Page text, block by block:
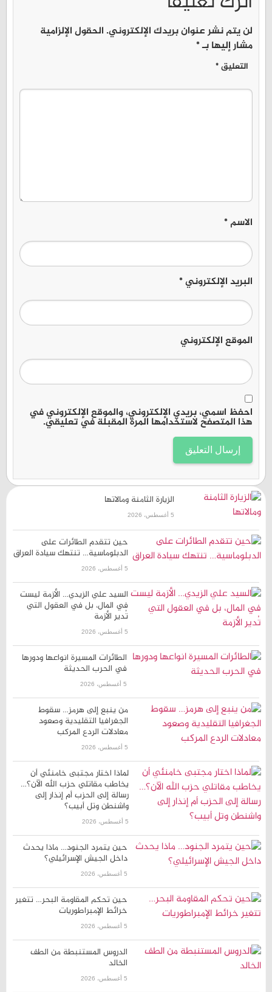
لن يتم نشر عنوان بريدك الإلكتروني.
مشار إليها بـ
*
التعليق*
الاسم*
البريد الإلكتروني
الموقع الإلكتروني
احفظ اسمي، بريدي الإلكتروني، والموقع الإلكتروني في
هذا المتصفح لاستخدامها المرة المقبلة في تعليقي.
الزيارة الثامنة ومالاتها
حين تتقدم الطائرات على
الدبلوماسية… تنتهك سيادة العراق
5 أغسطس، 2026
السيد علي الزيدي… الأزمة ليست
في المال، بل في العقول التي
تُدير الأزمة
5 أغسطس، 2026
الطائرات المسيرة انواعها ودورها
في الحرب الحديثة
5 أغسطس، 2026
من ينبع إلى هرمز… سقوط
الجغرافيا التقليدية وصعود
معادلات الردع المركب
5 أغسطس، 2026
لماذا اختار مجتبى خامنئي أن
يخاطب مقاتلي حزب الله الآن؟…
رسالة إلى الحزب أم إنذار إلى
واشنطن وتل أبيب؟
5 أغسطس، 2026
حين يتمرد الجنود… ماذا يحدث
داخل الجيش الإسرائيلي؟
5 أغسطس، 2026
حين تحكم المقاومة البحر… تتغير
خرائط الإمبراطوريات
5 أغسطس، 2026
الدروس المستنبطة من الطف
الخالد
5 أغسطس، 2026
الفساد في العراق… معركة شرعية